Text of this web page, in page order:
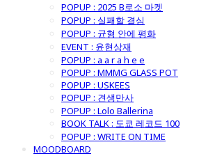
POPUP : 2025 B로소 마켓
POPUP : 실패할 결심
POPUP : 균형 안에 평화
EVENT : 윤현상재
POPUP : a a r a h e e
POPUP : MMMG GLASS POT
POPUP : USKEES
POPUP : 견생만사
POPUP : Lolo Ballerina
BOOK TALK : 도쿄 레코드 100
POPUP : WRITE ON TIME
MOODBOARD